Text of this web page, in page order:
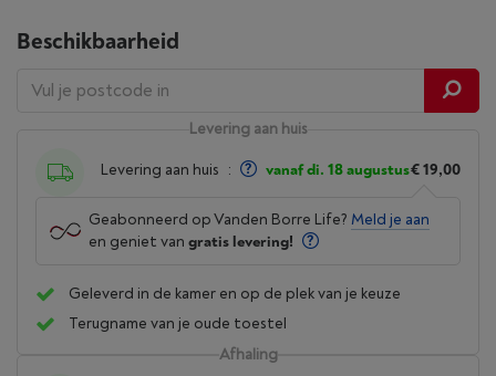
Beschikbaarheid
Levering aan huis
Levering aan huis : vanaf di. 18 augustus€ 19,00
Geabonneerd op Vanden Borre Life? Meld je aan
en geniet van gratis levering!
Geleverd in de kamer en op de plek van je keuze
Terugname van je oude toestel
Afhaling